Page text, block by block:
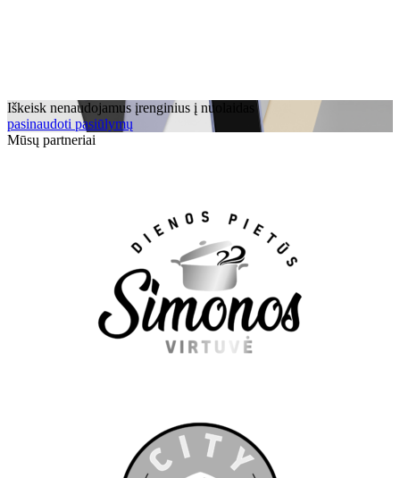
Iškeisk nenaudojamus įrenginius į nuolaidas
pasinaudoti pasiūlymų
Mūsų partneriai